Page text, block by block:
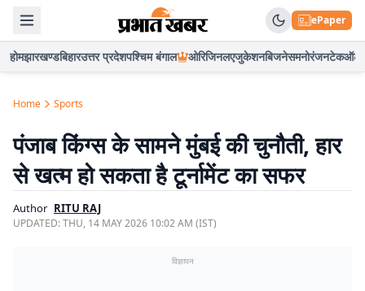
ePaper
होमझारखण्डबिहारउत्तर प्रदेशपश्चिम बंगाल ओरिजिनलएजुकेशनबिजनेसमनोरंजनटेकऑटो
Home Sports
पंजाब किंग्स के सामने मुंबई की चुनौती, हार
से खत्म हो सकता है टूर्नामेंट का सफर
Author RITU RAJ
UPDATED:THU, 14 MAY 2026 10:02 AM (IST)
विज्ञापन